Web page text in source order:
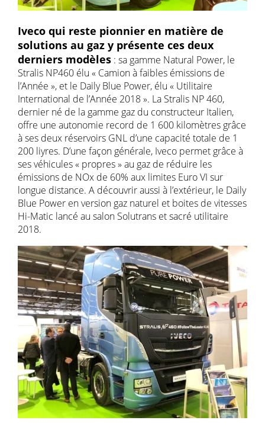
Iveco qui reste pionnier en matière de
solutions au gaz y présente ces deux
derniers modèles : sa gamme Natural Power, le
Stralis NP460 élu « Camion à faibles émissions de
l’Année », et le Daily Blue Power, élu « Utilitaire
International de l’Année 2018 ». La Stralis NP 460,
dernier né de la gamme gaz du constructeur Italien,
offre une autonomie record de 1 600 kilomètres grâce
à ses deux réservoirs GNL d’une capacité totale de 1
200 liyres. D’une façon générale, Iveco permet grâce à
ses véhicules « propres » au gaz de réduire les
émissions de NOx de 60% aux limites Euro VI sur
longue distance. A découvrir aussi à l’extérieur, le Daily
Blue Power en version gaz naturel et boites de vitesses
Hi-Matic lancé au salon Solutrans et sacré utilitaire
2018.